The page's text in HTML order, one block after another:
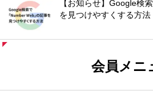
【お知らせ】Google検
を見つけやすくする方法
会員メニ